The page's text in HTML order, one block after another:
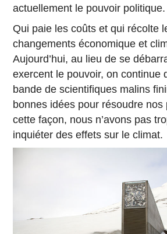
actuellement le pouvoir politique.
Qui paie les coûts et qui récolte
changements économique et
Aujourd’hui, au lieu de se
exercent le pouvoir, on continue
bande de scientifiques malins
bonnes idées pour résoudre nos
cette façon, nous n’avons pas
inquiéter des effets sur le climat.